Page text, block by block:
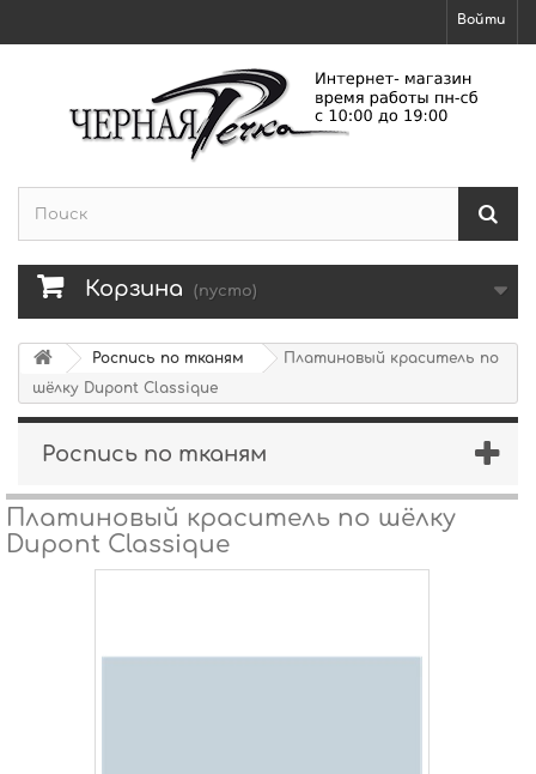
Войти
Корзина (пусто)
Роспись по тканям
Платиновый краситель по
шёлку Dupont Classique
Роспись по тканям
Платиновый краситель по шёлку
Dupont Classique